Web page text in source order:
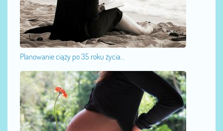
Planowanie ciąży po 35 roku życia...